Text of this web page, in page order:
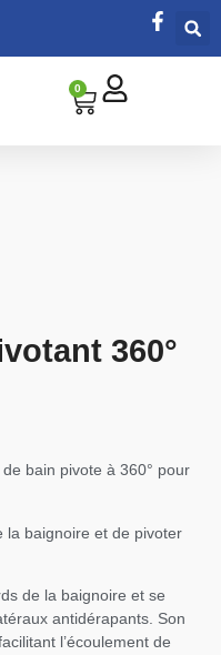
0
360°
bain pivote à 360° pour
la baignoire et de pivoter
de la baignoire et se
antidérapants. Son
l’écoulement de